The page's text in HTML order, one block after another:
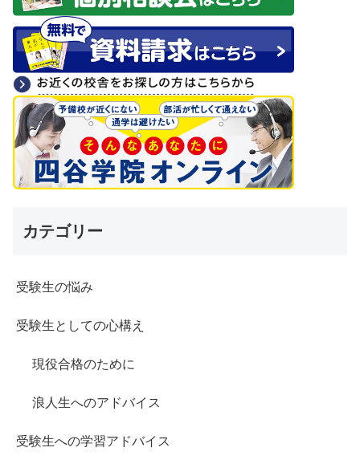
カテゴリー
受験生の悩み
受験生としての心構え
現役合格のために
浪人生へのアドバイス
受験生への学習アドバイス